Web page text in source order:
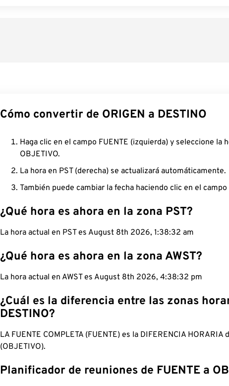
Cómo convertir de ORIGEN a DESTINO
Haga clic en el campo FUENTE (izquierda) y seleccione la
OBJETIVO.
La hora en PST (derecha) se actualizará automáticamente.
También puede cambiar la fecha haciendo clic en el campo
¿Qué hora es ahora en la zona PST?
La hora actual en PST es August 8th 2026, 1:38:33 am
¿Qué hora es ahora en la zona AWST?
La hora actual en AWST es August 8th 2026, 4:38:33 pm
¿Cuál es la diferencia entre las zonas
DESTINO?
LA FUENTE COMPLETA (FUENTE) es la DIFERENCIA HORARIA
(OBJETIVO).
Planificador de reuniones de FUENTE a